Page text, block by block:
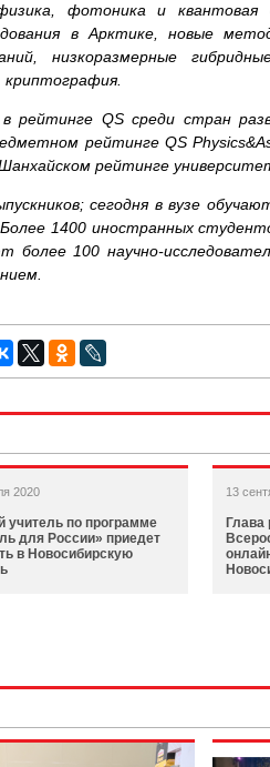
фотоника и квантовая
в Арктике, новые
низкоразмерные
криптография.
QS среди стран
рейтинге QS
рейтинге
сегодня в вузе
1400 иностранных
100 научно-
2020
учитель по программе
для России» приедет
в Новосибирскую
13
Глава